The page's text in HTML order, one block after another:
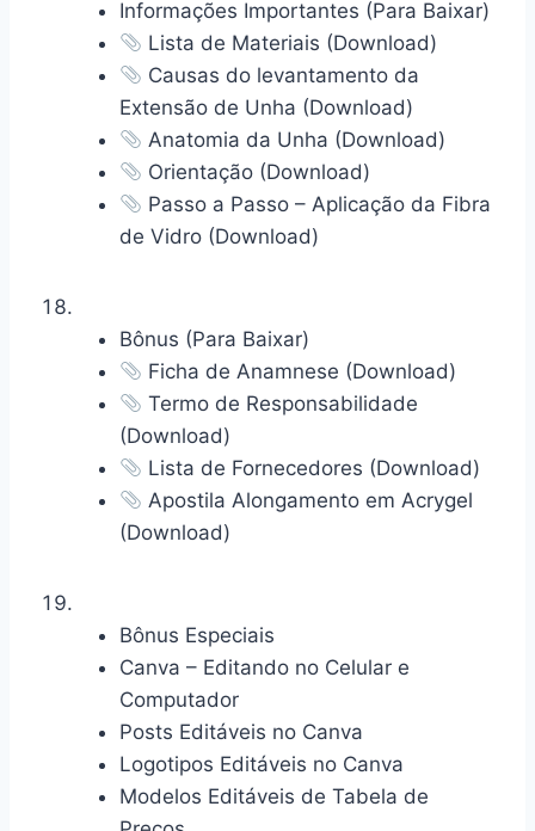
Informações Importantes (Para Baixar)
Lista de Materiais (Download)
Causas do levantamento da
Extensão de Unha (Download)
Anatomia da Unha (Download)
Orientação (Download)
Passo a Passo – Aplicação da Fibra
de Vidro (Download)
Bônus (Para Baixar)
Ficha de Anamnese (Download)
Termo de Responsabilidade
(Download)
Lista de Fornecedores (Download)
Apostila Alongamento em Acrygel
(Download)
Bônus Especiais
Canva – Editando no Celular e
Computador
Posts Editáveis no Canva
Logotipos Editáveis no Canva
Modelos Editáveis de Tabela de